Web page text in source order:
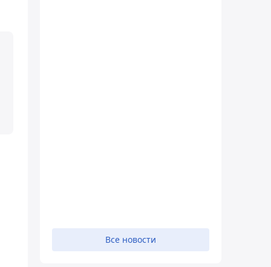
Все новости